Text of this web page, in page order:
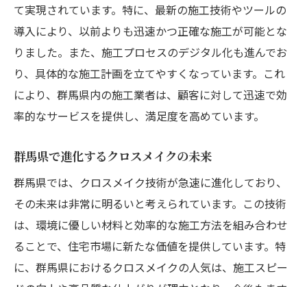
群馬県の住宅リノベーションにおけるクロ
スメイク事例
クロスメイクによる居住満足度向上の要因
環境に優しい住環境の実現への貢献
クロスメイクが促進する快適な住環境の提
地域住民の声から見るクロスメイクの効果
デザイン多様性を実現するクロスメイクの最新
動向
クロスメイクを用いたデザインの可能性
トレンドを意識したクロスメイクの実例
個性を引き出すためのクロスメイクアプロ
て実現されています。特に、最新の施工技術やツールの
導入により、以前よりも迅速かつ正確な施工が可能とな
りました。また、施工プロセスのデジタル化も進んでお
り、具体的な施工計画を立てやすくなっています。これ
により、群馬県内の施工業者は、顧客に対して迅速で効
率的なサービスを提供し、満足度を高めています。
群馬県で進化するクロスメイクの未来
群馬県では、クロスメイク技術が急速に進化しており、
その未来は非常に明るいと考えられています。この技術
は、環境に優しい材料と効率的な施工方法を組み合わせ
ることで、住宅市場に新たな価値を提供しています。特
に、群馬県におけるクロスメイクの人気は、施工スピー